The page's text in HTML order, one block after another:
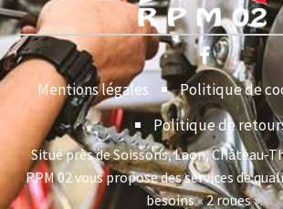
Mentions légales Politique de
Politique de
Situé près de Soissons, Laon, Château-
RPM 02 vous propose des services de
besoins « 2 roues ».